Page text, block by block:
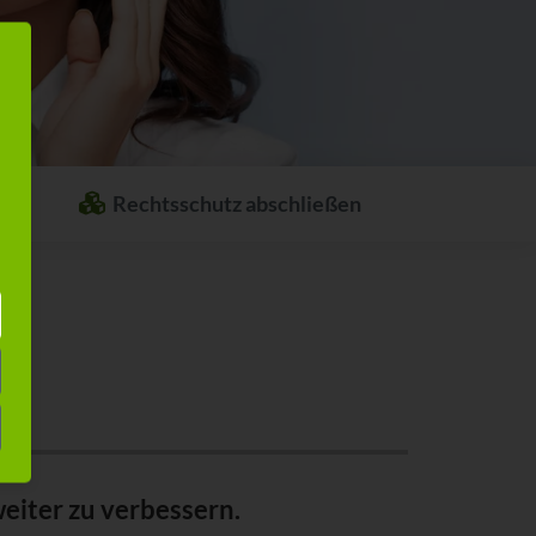
Rechtsschutz abschließen
zu verbessern.